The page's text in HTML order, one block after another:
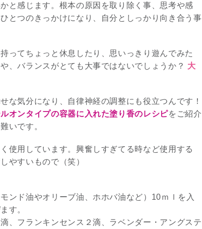
と感じます。根本の原因を取り除く事、思考や感
とつのきっかけになり、自分としっかり向き合う事
ってちょっと休息したり、思いっきり遊んでみた
、バランスがとても大事ではないでしょうか？ 大
な気分になり、自律神経の調整にも役立つんです！
ルオンタイプの容器に入れた塗り香のレシピをご紹介
いです。
使用しています。興奮しすぎてる時など使用する
やすいもので（笑）
ンド油やオリーブ油、ホホバ油など）10ｍｌを入
す。
、フランキンセンス２滴、ラベンダー・アングステ
【The Secret of...
インタビュー